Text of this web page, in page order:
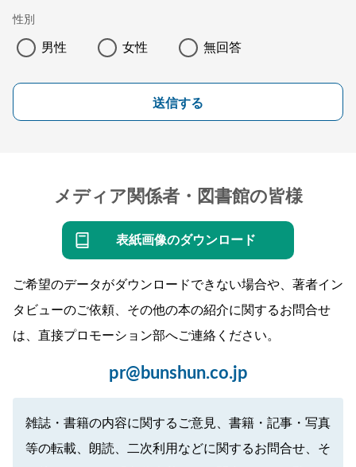
性別
男性 女性 無回答
送信する
メディア関係者・図書館の皆様
表紙画像のダウンロード
ご希望のデータがダウンロードできない場合や、著者イン
タビューのご依頼、その他の本の紹介に関するお問合せ
は、直接プロモーション部へご連絡ください。
pr@bunshun.co.jp
雑誌・書籍の内容に関するご意見、書籍・記事・写真
等の転載、朗読、二次利用などに関するお問合せ、そ